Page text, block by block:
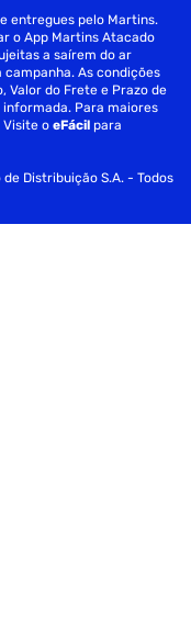
entregues pelo Martins.
o App Martins Atacado
a saírem do ar
As condições
Valor do Frete e Prazo de
Para maiores
Visite oeFácil para
Distribuição S.A. - Todos